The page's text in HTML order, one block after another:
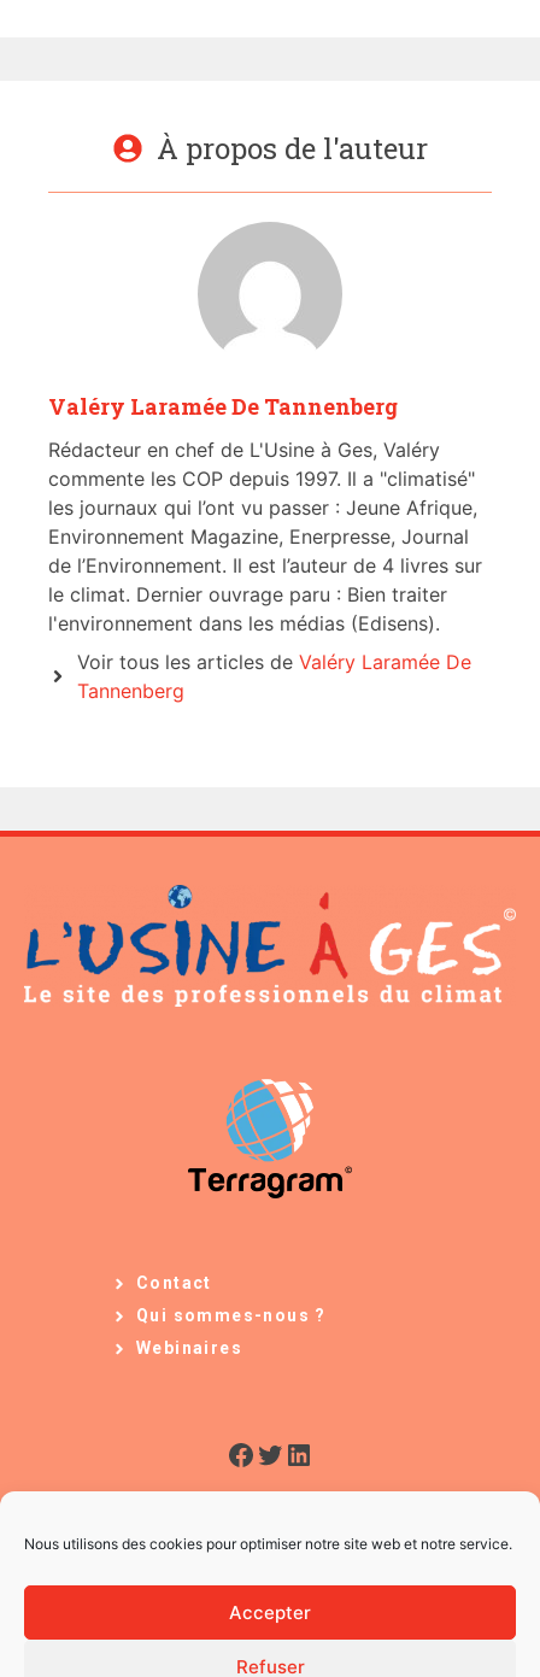
Nous utilisons des cookies pour optimiser notre site web et notre service.
Accepter
Refuser
À propos de l'auteur
Valéry Laramée De Tannenberg
Rédacteur en chef de L'Usine à Ges, Valéry
commente les COP depuis 1997. Il a "climatisé"
les journaux qui l’ont vu passer : Jeune Afrique,
Environnement Magazine, Enerpresse, Journal
de l’Environnement. Il est l’auteur de 4 livres sur
le climat. Dernier ouvrage paru : Bien traiter
l'environnement dans les médias (Edisens).
Voir tous les articles de Valéry Laramée De
Tannenberg
Contact
Qui sommes-nous ?
Webinaires
Facebook
Twitter
LinkedIn
© 2026 L'Usine à Ges